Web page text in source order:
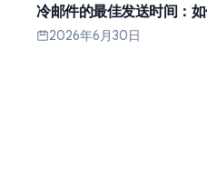
冷邮件的最佳发送时间：
2026年6月30日